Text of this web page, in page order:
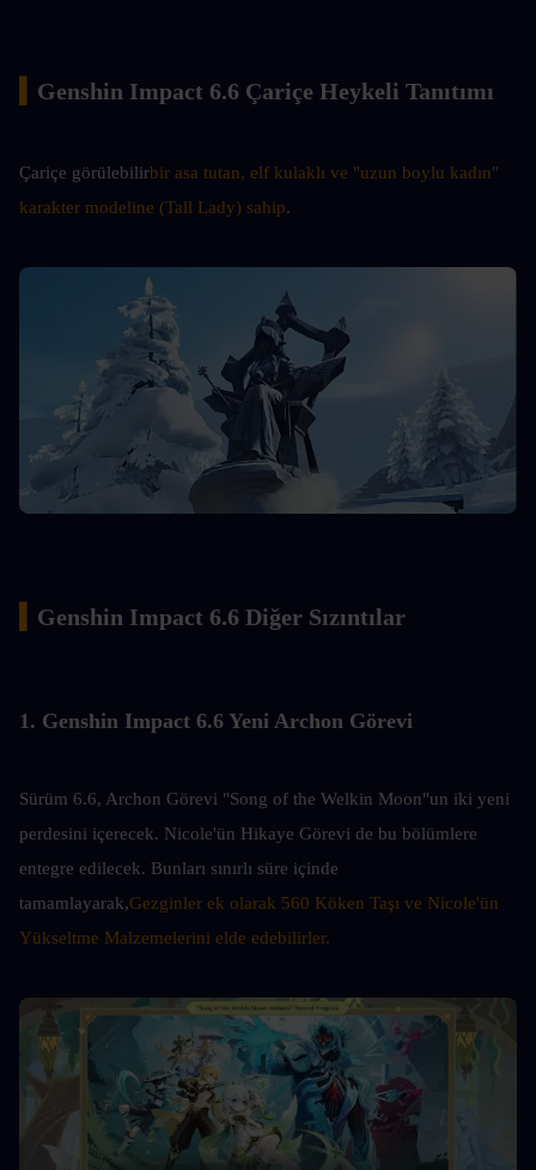
Genshin Impact 6.6 Çariçe Heykeli Tanıtımı
Çariçe görülebilirbir asa tutan, elf kulaklı ve "uzun boylu kadın"
karakter modeline (Tall Lady) sahip.
Genshin Impact 6.6 Diğer Sızıntılar
1. Genshin Impact 6.6 Yeni Archon Görevi
Sürüm 6.6, Archon Görevi "Song of the Welkin Moon"un iki yeni
perdesini içerecek. Nicole'ün Hikaye Görevi de bu bölümlere
entegre edilecek. Bunları sınırlı süre içinde
tamamlayarak,Gezginler ek olarak 560 Köken Taşı ve Nicole'ün
Yükseltme Malzemelerini elde edebilirler.